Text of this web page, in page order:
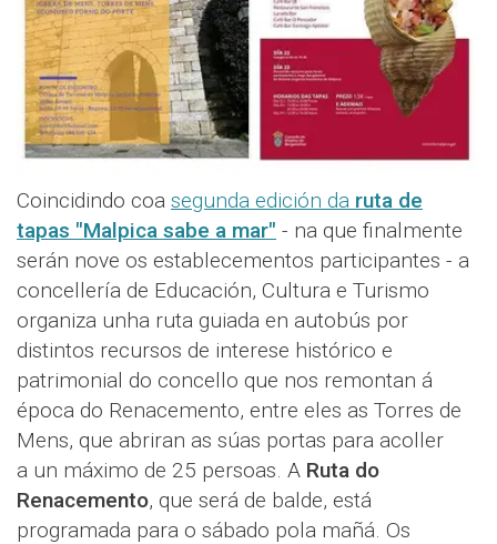
Coincidindo coa segunda edición da ruta de
tapas "Malpica sabe a mar" - na que finalmente
serán nove os establecementos participantes - a
concellería de Educación, Cultura e Turismo
organiza unha ruta guiada en autobús por
distintos recursos de interese histórico e
patrimonial do concello que nos remontan á
época do Renacemento, entre eles as Torres de
Mens, que abriran as súas portas para acoller
a un máximo de 25 persoas. A Ruta do
Renacemento, que será de balde, está
programada para o sábado pola mañá. Os